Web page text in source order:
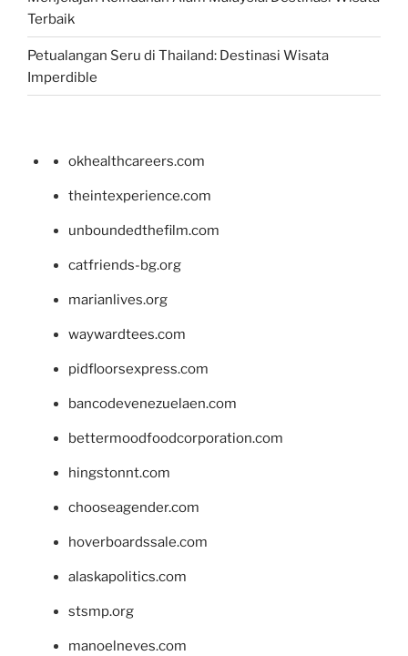
Terbaik
Petualangan Seru di Thailand: Destinasi Wisata
Imperdible
okhealthcareers.com
theintexperience.com
unboundedthefilm.com
catfriends-bg.org
marianlives.org
waywardtees.com
pidfloorsexpress.com
bancodevenezuelaen.com
bettermoodfoodcorporation.com
hingstonnt.com
chooseagender.com
hoverboardssale.com
alaskapolitics.com
stsmp.org
manoelneves.com